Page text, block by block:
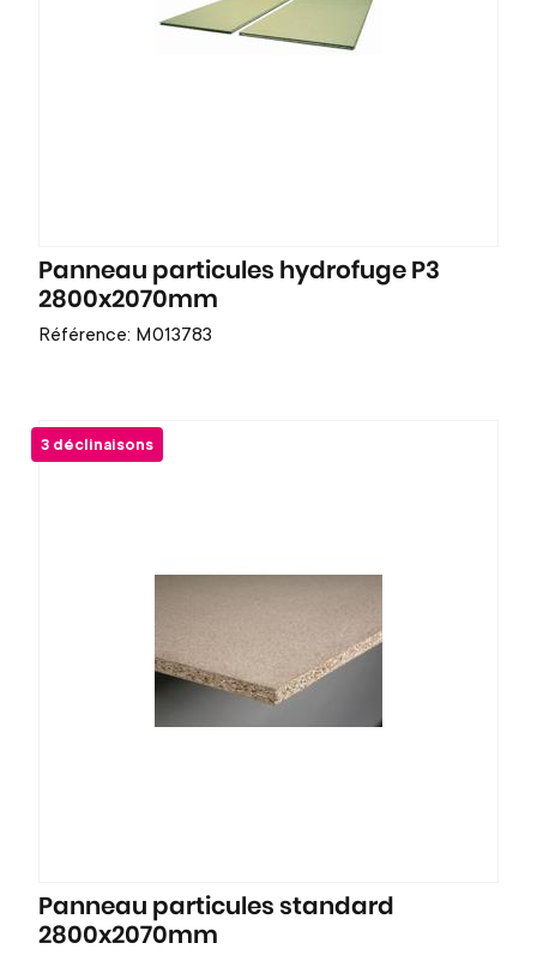
Panneau particules hydrofuge P3
2800x2070mm
Référence: M013783
3 déclinaisons
Panneau particules standard
2800x2070mm